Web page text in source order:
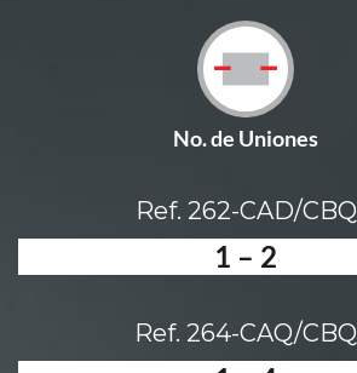
No. de Uniones
Ref. 262-CAD/CBQ
1 – 2
Ref. 264-CAQ/CBQ